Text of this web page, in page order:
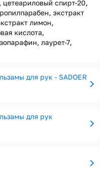
спирт-20,
экстракт
лимон,
кислота,
лаурет-7,
для рук - SADOER
для рук